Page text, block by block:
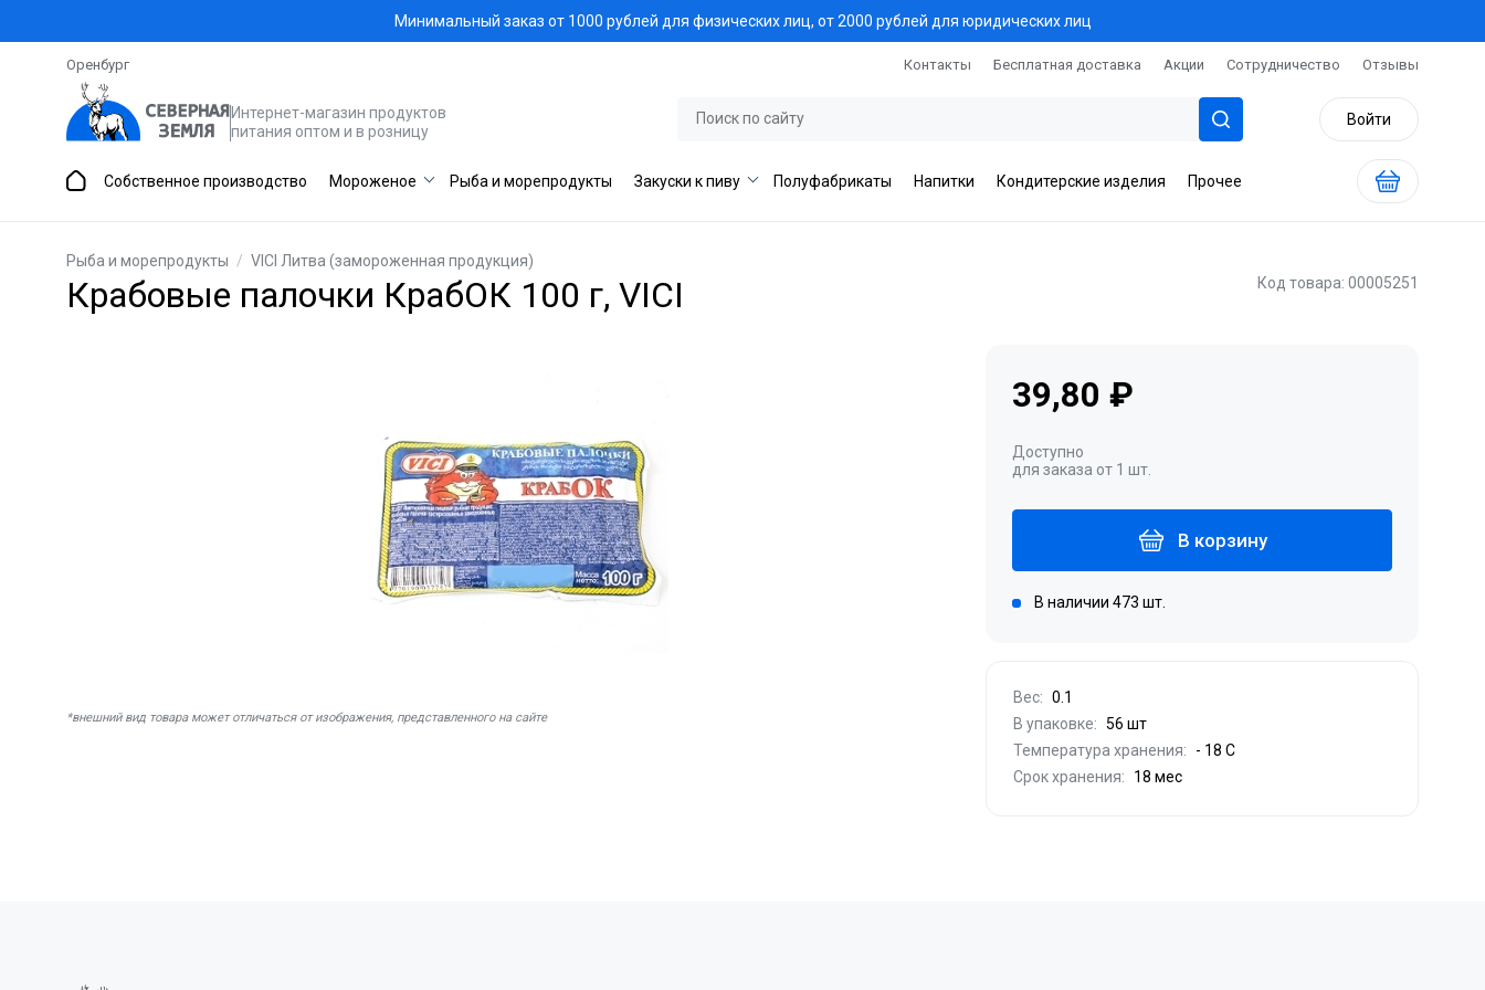
Минимальный заказ от 1000 рублей для физических лиц, от 2000 рублей для юридических лиц
Оренбург Контакты Бесплатная доставка Акции Сотрудничество Отзывы
Интернет-магазин продуктов
питания оптом и в розницу
Войти
Собственное производство Мороженое Рыба и морепродукты Закуски к пиву Полуфабрикаты Напитки Кондитерские изделия Прочее
Рыба и морепродукты / VICI Литва (замороженная продукция)
Крабовые палочки КрабОК 100 г, VICI Код товара: 00005251
*внешний вид товара может отличаться от изображения, представленного на сайте
39,80 ₽
Доступно
для заказа от 1 шт.
В корзину
В наличии 473 шт.
Вес: 0.1
В упаковке: 56 шт
Температура хранения:
- 18 С
Срок хранения:
18 мес